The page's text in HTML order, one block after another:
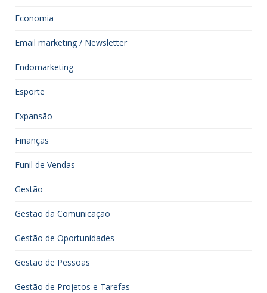
Economia
Email marketing / Newsletter
Endomarketing
Esporte
Expansão
Finanças
Funil de Vendas
Gestão
Gestão da Comunicação
Gestão de Oportunidades
Gestão de Pessoas
Gestão de Projetos e Tarefas